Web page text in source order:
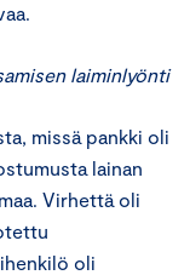
laiminlyönti
missä pankki oli
lainan
Virhettä oli
oli